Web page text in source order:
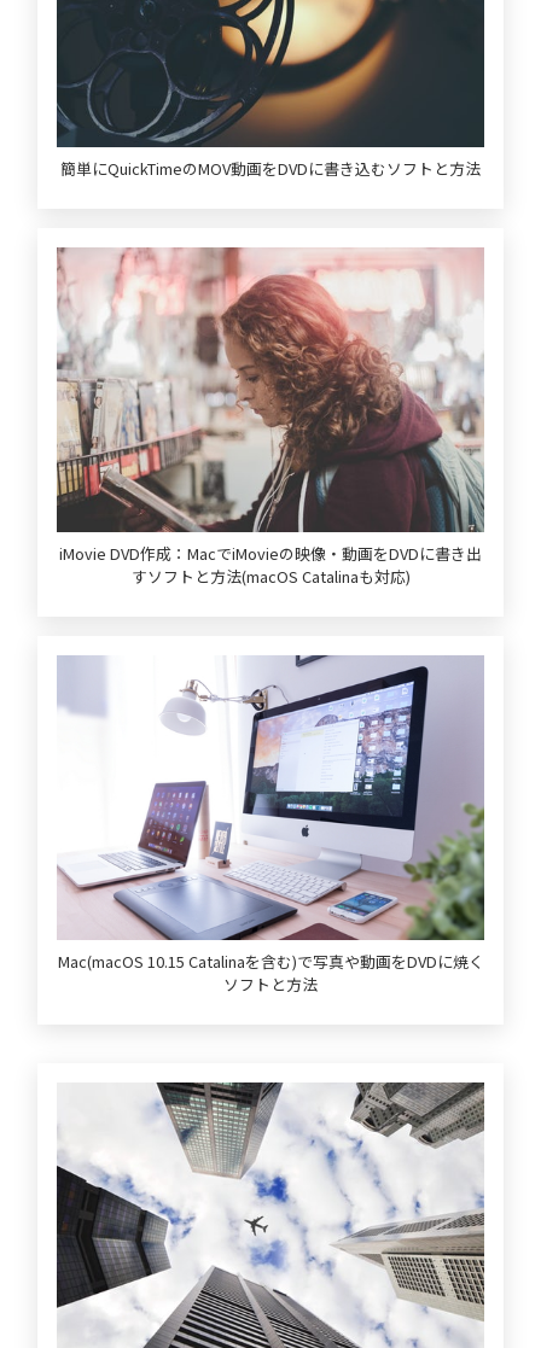
簡単にQuickTimeのMOV動画をDVDに書き込むソフトと方法
iMovie DVD作成：MacでiMovieの映像・動画をDVDに書き出
すソフトと方法(macOS Catalinaも対応)
Mac(macOS 10.15 Catalinaを含む)で写真や動画をDVDに焼く
ソフトと方法